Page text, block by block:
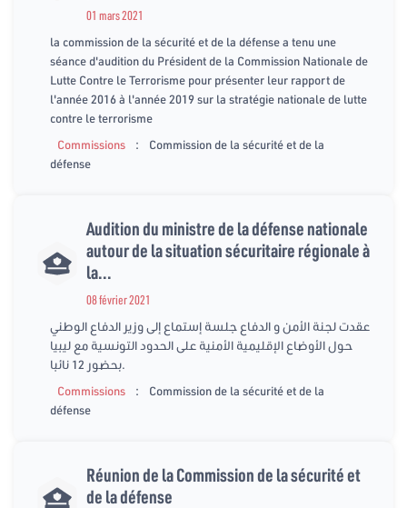
01 mars 2021
la commission de la sécurité et de la défense a tenu une
séance d'audition du Président de la Commission Nationale de
Lutte Contre le Terrorisme pour présenter leur rapport de
l'année 2016 à l'année 2019 sur la stratégie nationale de lutte
contre le terrorisme
Commissions
:
Commission de la sécurité et de la
défense
Audition du ministre de la défense nationale
autour de la situation sécuritaire régionale à
la...
08 février 2021
عقدت لجنة الأمن و الدفاع جلسة إستماع إلى وزير الدفاع الوطني
حول الأوضاع الإقليمية الأمنية على الحدود التونسية مع ليبيا
بحضور 12 نائبا.
Commissions
:
Commission de la sécurité et de la
défense
Réunion de la Commission de la sécurité et
de la défense